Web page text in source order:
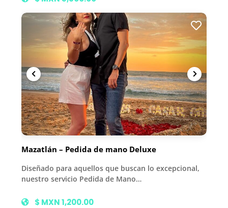
Mazatlán – Pedida de mano Deluxe
Diseñado para aquellos que buscan lo excepcional,
nuestro servicio Pedida de Mano…
$ MXN 1,200.00